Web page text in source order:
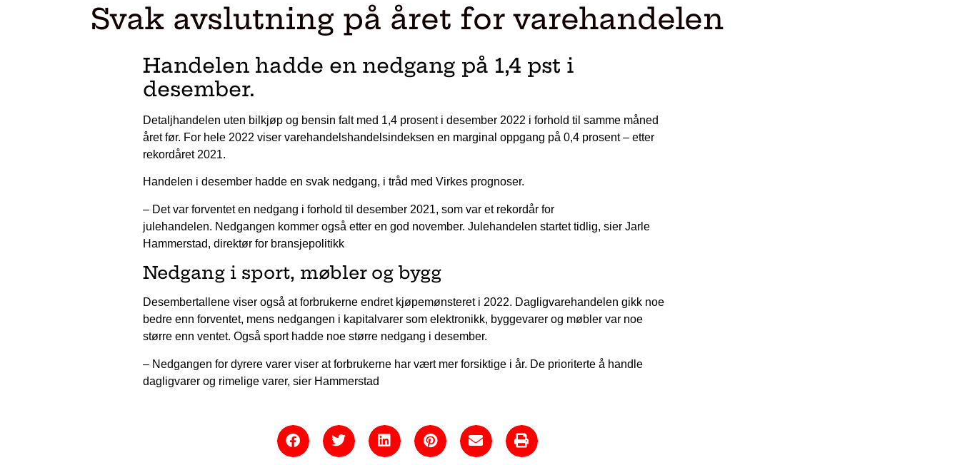
Svak avslutning på året for varehandelen
Handelen hadde en nedgang på 1,4 pst i
desember.
Detaljhandelen uten bilkjøp og bensin falt med 1,4 prosent i desember 2022 i forhold til samme måned
året før. For hele 2022 viser varehandelshandelsindeksen en marginal oppgang på 0,4 prosent – etter
rekordåret 2021.
Handelen i desember hadde en svak nedgang, i tråd med Virkes prognoser.
– Det var forventet en nedgang i forhold til desember 2021, som var et rekordår for
julehandelen. Nedgangen kommer også etter en god november. Julehandelen startet tidlig, sier Jarle
Hammerstad, direktør for bransjepolitikk
Nedgang i sport, møbler og bygg
Desembertallene viser også at forbrukerne endret kjøpemønsteret i 2022. Dagligvarehandelen gikk noe
bedre enn forventet, mens nedgangen i kapitalvarer som elektronikk, byggevarer og møbler var noe
større enn ventet. Også sport hadde noe større nedgang i desember.
– Nedgangen for dyrere varer viser at forbrukerne har vært mer forsiktige i år. De prioriterte å handle
dagligvarer og rimelige varer, sier Hammerstad